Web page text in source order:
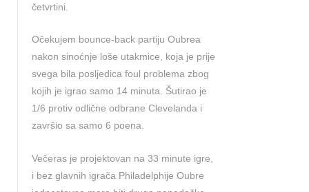
četvrtini.
Očekujem bounce-back partiju Oubrea
nakon sinoćnje loše utakmice, koja je prije
svega bila posljedica foul problema zbog
kojih je igrao samo 14 minuta. Šutirao je
1/6 protiv odlične odbrane Clevelanda i
završio sa samo 6 poena.
Večeras je projektovan na 33 minute igre,
i bez glavnih igrača Philadelphije Oubre